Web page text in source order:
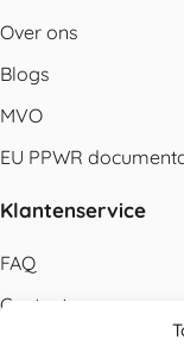
Over ons
Blogs
MVO
EU PPWR
Klantenservice
FAQ
Contact